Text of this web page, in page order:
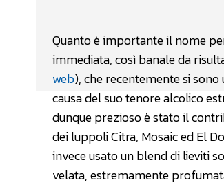
Quanto è importante il nome
immediata, così banale da
web), che recentemente si
causa del suo tenore alcolico
dunque prezioso è stato il
dei luppoli Citra, Mosaic ed El
invece usato un blend di lieviti
velata, estremamente